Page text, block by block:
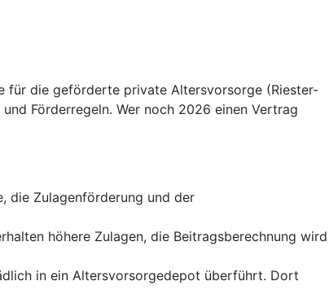
für die geförderte private Altersvorsorge (Riester-
Förderregeln. Wer noch 2026 einen Vertrag
die Zulagenförderung und der
höhere Zulagen, die Beitragsberechnung wird
in ein Altersvorsorgedepot überführt. Dort